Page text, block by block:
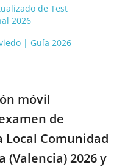
de Test
2026
| Guía 2026
móvil
de
Local Comunidad
(Valencia) 2026 y